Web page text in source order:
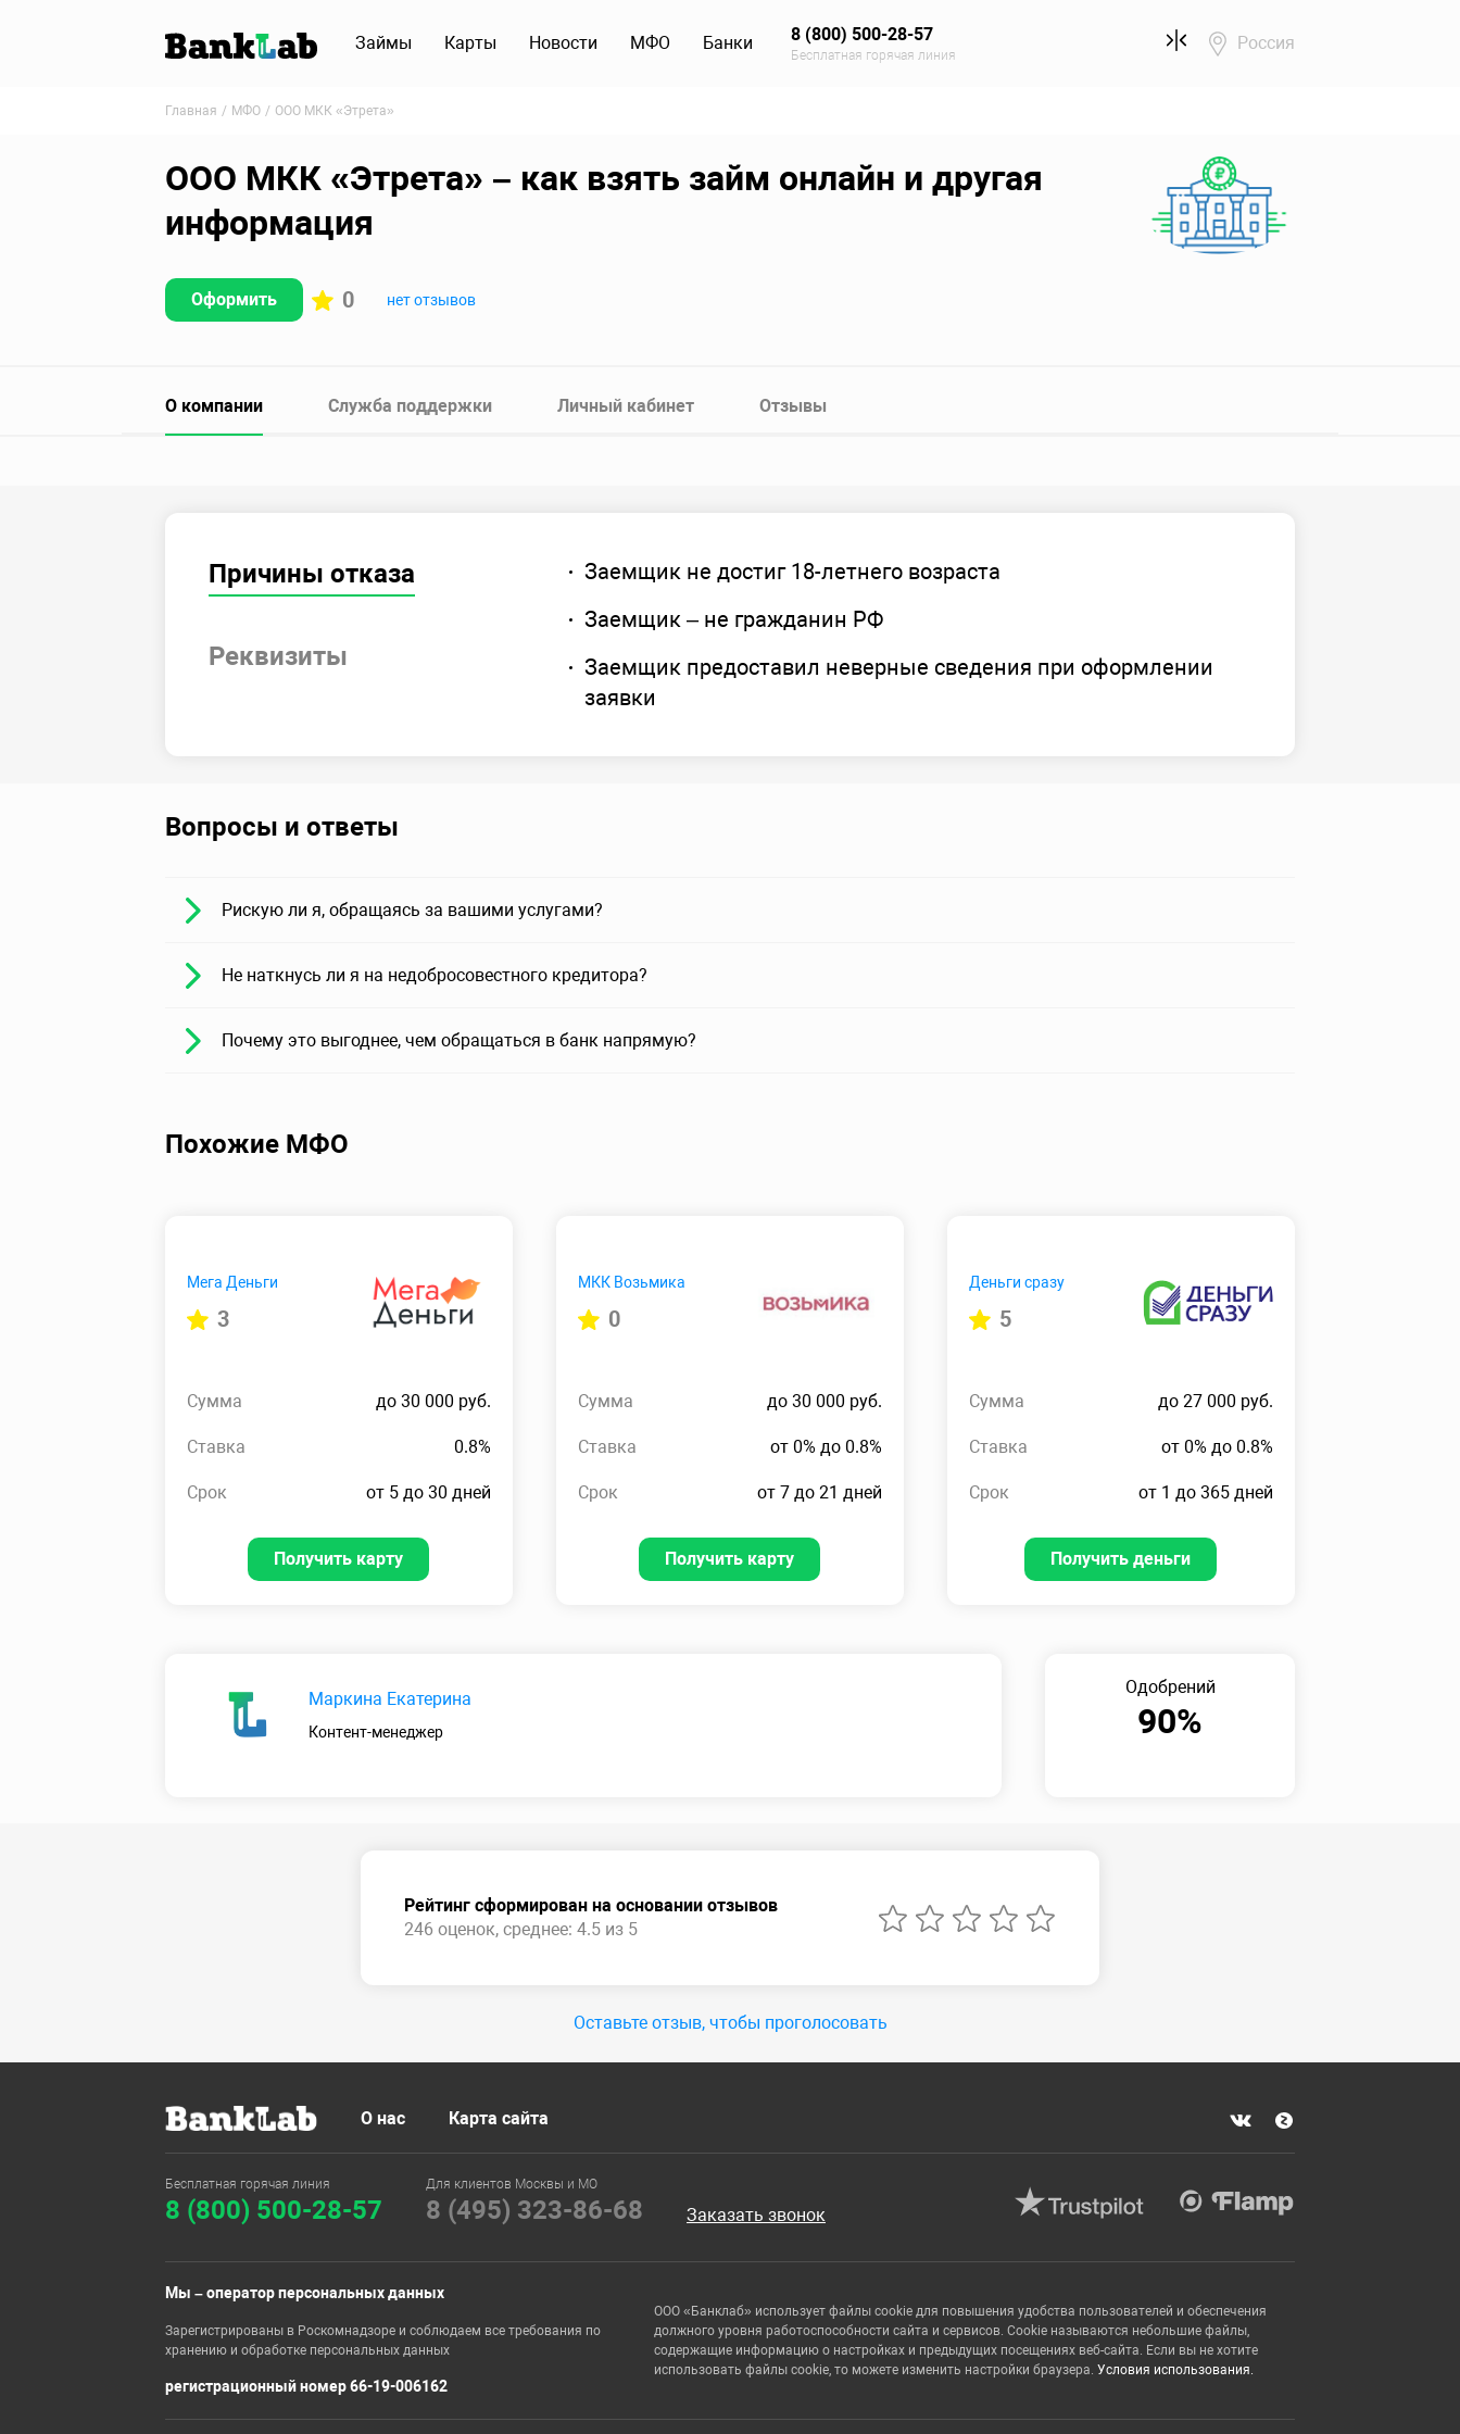
Займы Карты Новости МФО Банки 8 (800) 500-28-57
Бесплатная горячая линия
Россия
Главная МФО ООО МКК «Этрета»
ООО МКК «Этрета» – как взять займ онлайн и другая
информация
Оформить 0 нет отзывов
О компании Служба поддержки Личный кабинет Отзывы
Причины отказа
Реквизиты
Заемщик не достиг 18-летнего возраста
Заемщик – не гражданин РФ
Заемщик предоставил неверные сведения при оформлении
заявки
Вопросы и ответы
Рискую ли я, обращаясь за вашими услугами?
Не наткнусь ли я на недобросовестного кредитора?
Почему это выгоднее, чем обращаться в банк напрямую?
Похожие МФО
Мега Деньги
3
Сумма до 30 000 руб.
Ставка 0.8%
Срок от 5 до 30 дней
Получить карту
МКК Возьмика
0
Сумма до 30 000 руб.
Ставка от 0% до 0.8%
Срок от 7 до 21 дней
Получить карту
Деньги сразу
5
Сумма до 27 000 руб.
Ставка от 0% до 0.8%
Срок от 1 до 365 дней
Получить деньги
Маркина Екатерина
Контент-менеджер
Одобрений
90%
Рейтинг сформирован на основании отзывов
246 оценок, среднее: 4.5 из 5
Оставьте отзыв, чтобы проголосовать
О нас Карта сайта
Бесплатная горячая линия
8 (800) 500-28-57
Для клиентов Москвы и МО
8 (495) 323-86-68 Заказать звонок
Мы – оператор персональных данных
Зарегистрированы в Роскомнадзоре и соблюдаем все требования по
хранению и обработке персональных данных
регистрационный номер 66-19-006162
ООО «Банклаб» использует файлы cookie для повышения удобства пользователей и обеспечения
должного уровня работоспособности сайта и сервисов. Cookie называются небольшие файлы,
содержащие информацию о настройках и предыдущих посещениях веб-сайта. Если вы не хотите
использовать файлы cookie, то можете изменить настройки браузера. Условия использования.